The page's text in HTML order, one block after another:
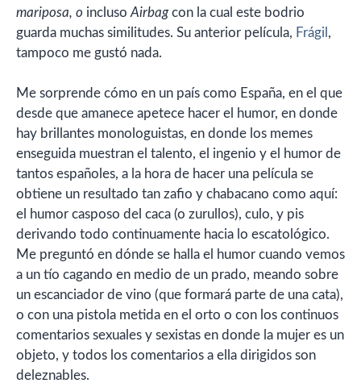
mariposa, o incluso Airbagcon la cual este bodrio
guarda muchas similitudes. Su anterior película, Frágil ,
tampoco me gustó nada.
Me sorprende cómo en un país como España, en el que
desde que amanece apetece hacer el humor, en donde
hay brillantes monologuistas, en donde los memes
enseguida muestran el talento, el ingenio y el humor de
tantos españoles, a la hora de hacer una película se
obtiene un resultado tan zafio y chabacano como aquí:
el humor casposo del caca (o zurullos), culo, y pis
derivando todo continuamente hacia lo escatológico.
Me preguntó en dónde se halla el humor cuando vemos
a un tío cagando en medio de un prado, meando sobre
un escanciador de vino (que formará parte de una cata),
o con una pistola metida en el orto o con los continuos
comentarios sexuales y sexistas en donde la mujer es un
objeto, y todos los comentarios a ella dirigidos son
deleznables.